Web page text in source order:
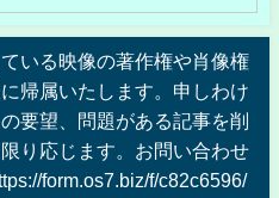
いる映像の著作権や肖像権
帰属いたします。申しわけ
要望、問題がある記事を削
り応じます。お問い合わせ
form.os7.biz/f/c82c6596/